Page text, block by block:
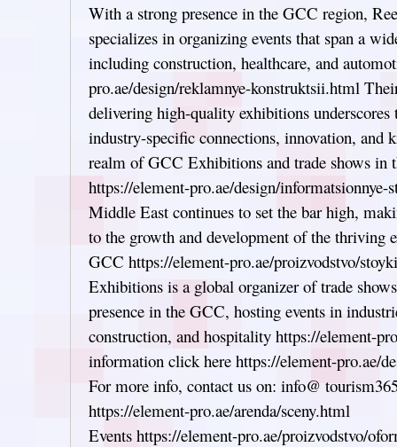
With a strong presence in the GCC region,
specializes in organizing events that span a
including construction, healthcare, and
pro.ae/design/reklamnye-konstruktsii.html
delivering high-quality exhibitions
industry-specific connections, innovation, and
realm of GCC Exhibitions and trade shows in
https://element-pro.ae/design/
Middle East continues to set the bar high,
to the growth and development of the thriving
GCC https://element-pro.ae/proizvodstvo/
Exhibitions is a global organizer of trade
presence in the GCC, hosting events in
construction, and hospitality https://element-
information click here https://element-pro.ae/
For more info, contact us on: info@
https://element-pro.ae/arenda/sceny.html
Events https://element-pro.ae/proizvodstvo/